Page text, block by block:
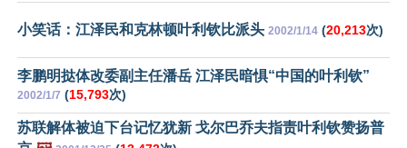
小笑话：江泽民和克林顿叶利钦比派头 2002/1/14 (20,213次)
李鹏明挞体改委副主任潘岳 江泽民暗惧“中国的叶利钦”
2002/1/7 (15,793次)
苏联解体被迫下台记忆犹新 戈尔巴乔夫指责叶利钦赞扬普